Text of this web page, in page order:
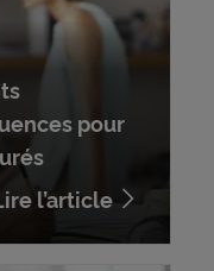
pour
l’article